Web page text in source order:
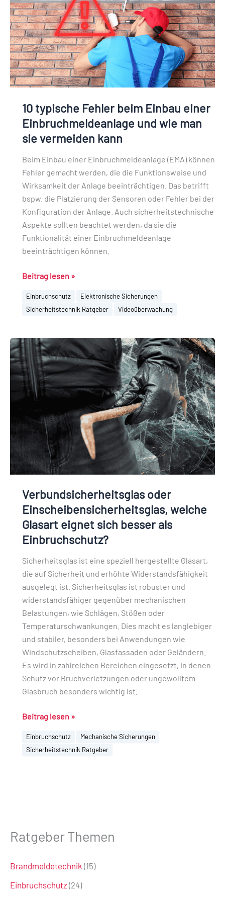
10 typische Fehler beim Einbau einer
Einbruchmeldeanlage und wie man
sie vermeiden kann
Beim Einbau einer Einbruchmeldeanlage (EMA) können
Fehler gemacht werden, die die Funktionsweise und
Wirksamkeit der Anlage beeinträchtigen. Das betrifft
bspw. die Platzierung der Sensoren oder Fehler bei der
Konfiguration der Anlage. Auch sicherheitstechnische
Aspekte sollten beachtet werden, da sie die
Funktionalität einer Einbruchmeldeanlage
beeinträchtigen können.
Einbau
einer
Einbruchmeldeanlage
und
wie
man
sie
kann
Beitrag lesen »
Einbruchschutz
Elektronische Sicherungen
Sicherheitstechnik Ratgeber
Videoüberwachung
Verbundsicherheitsglas oder
Einscheibensicherheitsglas, welche
Glasart eignet sich besser als
Einbruchschutz?
Sicherheitsglas ist eine speziell hergestellte Glasart,
die auf Sicherheit und erhöhte Widerstandsfähigkeit
ausgelegt ist. Sicherheitsglas ist robuster und
widerstandsfähiger gegenüber mechanischen
Belastungen, wie Schlägen, Stößen oder
Temperaturschwankungen. Dies macht es langlebiger
und stabiler, besonders bei Anwendungen wie
Windschutzscheiben, Glasfassaden oder Geländern.
Es wird in zahlreichen Bereichen eingesetzt, in denen
Schutz vor Bruchverletzungen oder ungewolltem
Glasbruch besonders wichtig ist.
Verbundsicherheitsglas
oder
Einscheibensicherheitsglas,
welche
Glasart
sich
besser
als
Einbruchschutz?
Beitrag lesen »
Einbruchschutz
Mechanische Sicherungen
Sicherheitstechnik Ratgeber
Ratgeber Themen
Brandmeldetechnik (15)
Einbruchschutz (24)